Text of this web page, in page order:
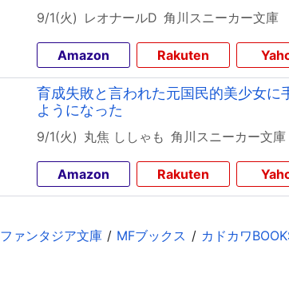
9/1(火) レオナールD 角川スニーカー文庫
Amazon Rakuten
育成失敗と言われた元国民的美少女に
ようになった
9/1(火) 丸焦 ししゃも 角川スニーカー文庫
Amazon Rakuten
ファンタジア文庫 MFブックス カドカワ